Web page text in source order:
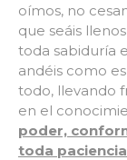
oímos, no
que seáis
toda sabiduría
andéis como
todo, llevando
en el
poder,
toda